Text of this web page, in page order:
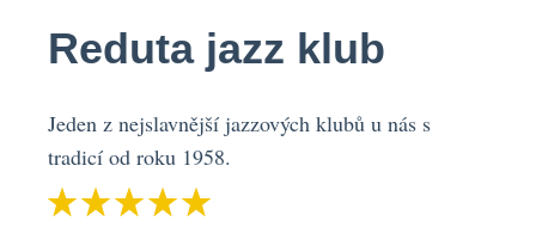
Reduta jazz klub
Jeden z nejslavnější jazzových klubů u nás s
tradicí od roku 1958.